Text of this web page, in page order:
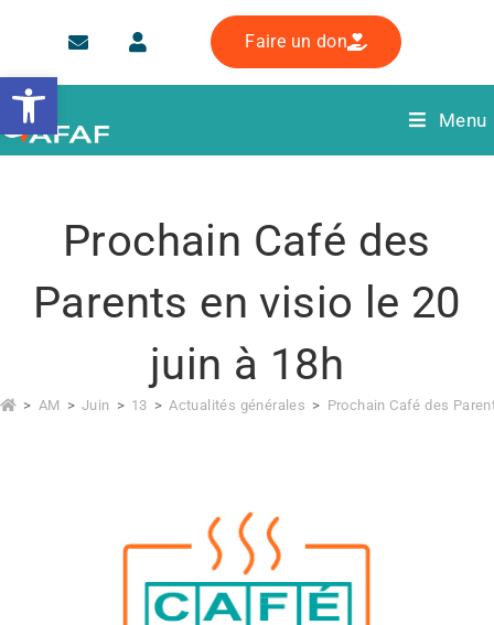
Ouvrir la barre d’outils
Faire un don
Menu
Prochain Café des
Parents en visio le 20
juin à 18h
> AM > Juin > 13 > Actualités générales > Prochain Café des